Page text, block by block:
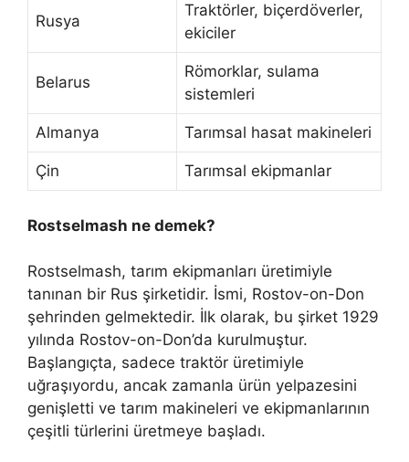
Rusya
Traktörler, biçerdöverler,
ekiciler
Belarus
Römorklar, sulama
sistemleri
Almanya Tarımsal hasat makineleri
Çin Tarımsal ekipmanlar
Rostselmash ne demek?
Rostselmash, tarım ekipmanları üretimiyle
tanınan bir Rus şirketidir. İsmi, Rostov-on-Don
şehrinden gelmektedir. İlk olarak, bu şirket 1929
yılında Rostov-on-Don’da kurulmuştur.
Başlangıçta, sadece traktör üretimiyle
uğraşıyordu, ancak zamanla ürün yelpazesini
genişletti ve tarım makineleri ve ekipmanlarının
çeşitli türlerini üretmeye başladı.